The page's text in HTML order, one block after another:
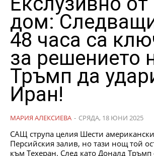
дом:
48 часа са
за решението
Тръмп да
Иран!
МАРИЯ АЛЕКСИЕВА - СРЯДА, 18 ЮНИ 2025
САЩ струпа целия Шести
Персийския залив, но тази нощ той
към Техеран. След като Доналд Тръмп